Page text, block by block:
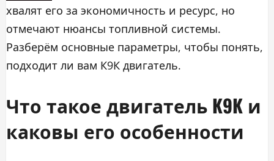
хвалят его за экономичность и ресурс, но
отмечают нюансы топливной системы.
Разберём основные параметры, чтобы понять,
подходит ли вам К9К двигатель.
Что такое двигатель K9K и
каковы его особенности